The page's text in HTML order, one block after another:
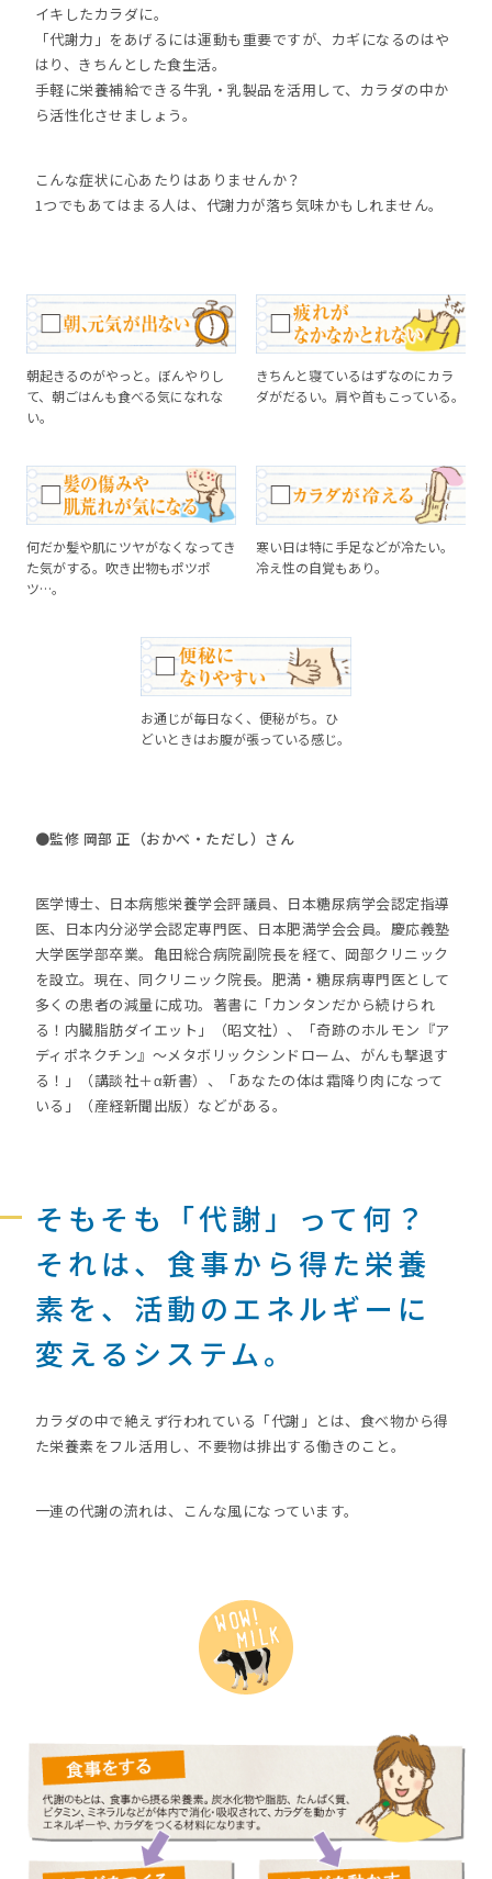
イキしたカラダに。
「代謝力」をあげるには運動も重要ですが、カギになるのはや
はり、きちんとした食生活。
手軽に栄養補給できる牛乳・乳製品を活用して、カラダの中か
ら活性化させましょう。
こんな症状に心あたりはありませんか？
1つでもあてはまる人は、代謝力が落ち気味かもしれません。
朝起きるのがやっと。ぼんやりし
て、朝ごはんも食べる気になれな
い。
きちんと寝ているはずなのにカラ
ダがだるい。肩や首もこっている。
何だか髪や肌にツヤがなくなってき
た気がする。吹き出物もポツポ
ツ…。
寒い日は特に手足などが冷たい。
冷え性の自覚もあり。
お通じが毎日なく、便秘がち。ひ
どいときはお腹が張っている感じ。
●監修 岡部 正（おかべ・ただし）さん
医学博士、日本病態栄養学会評議員、日本糖尿病学会認定指導
医、日本内分泌学会認定専門医、日本肥満学会会員。慶応義塾
大学医学部卒業。亀田総合病院副院長を経て、岡部クリニック
を設立。現在、同クリニック院長。肥満・糖尿病専門医として
多くの患者の減量に成功。著書に「カンタンだから続けられ
る！内臓脂肪ダイエット」（昭文社）、「奇跡のホルモン『ア
ディポネクチン』～メタボリックシンドローム、がんも撃退す
る！」（講談社＋α新書）、「あなたの体は霜降り肉になって
いる」（産経新聞出版）などがある。
そもそも「代謝」って何？
それは、食事から得た栄養
素を、活動のエネルギーに
変えるシステム。
カラダの中で絶えず行われている「代謝」とは、食べ物から得
た栄養素をフル活用し、不要物は排出する働きのこと。
一連の代謝の流れは、こんな風になっています。